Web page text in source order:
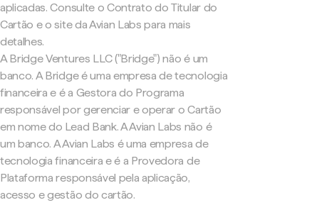
aplicadas. Consulte o Contrato do Titular do
Cartão e o site da Avian Labs para mais
detalhes.
A Bridge Ventures LLC ("Bridge") não é um
banco. A Bridge é uma empresa de tecnologia
financeira e é a Gestora do Programa
responsável por gerenciar e operar o Cartão
em nome do Lead Bank. A Avian Labs não é
um banco. A Avian Labs é uma empresa de
tecnologia financeira e é a Provedora de
Plataforma responsável pela aplicação,
acesso e gestão do cartão.